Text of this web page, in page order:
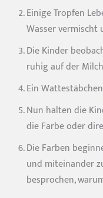
Einige Tropfen
Wasser
Die Kinder
ruhig auf der
Ein
Nun halten die
die Farbe oder
Die Farben
und miteinander
besprochen,